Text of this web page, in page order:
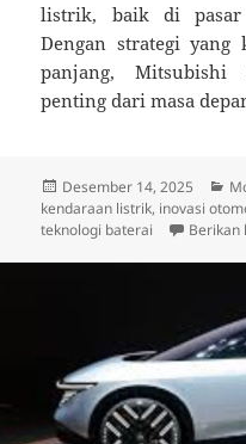
listrik, baik di pasar
Dengan strategi
panjang, Mitsubishi
penting dari masa
Diposkan
pada
Desember 14, 2025
kendaraan listrik, inovasi
teknologi baterai
Berikan